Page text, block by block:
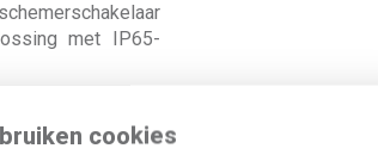
cookies
met IP65-